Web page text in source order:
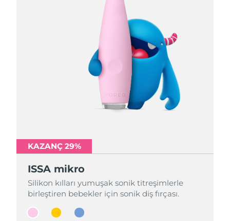
KAZANÇ 29%
ISSA mikro
Silikon kılları yumuşak sonik titreşimlerle
birleştiren bebekler için sonik diş fırçası.
KAZANÇ 29%
ISSA mikro
Silikon kılları yumuşak sonik titreşimlerle
birleştiren bebekler için sonik diş fırçası.
KAZANÇ 29%
ISSA mikro
Silikon kılları yumuşak sonik titreşimlerle
birleştiren bebekler için sonik diş fırçası.